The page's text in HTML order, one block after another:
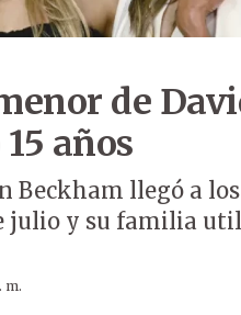
de
años
Beckham llegó a
julio y su familia
m.